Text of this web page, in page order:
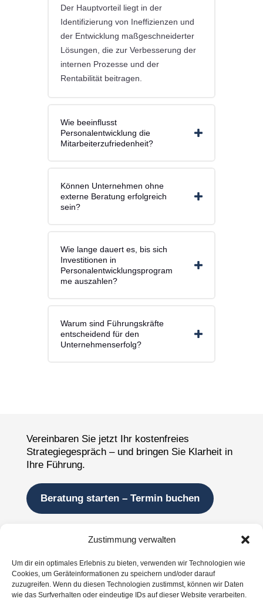
Zustimmung verwalten
Um dir ein optimales Erlebnis zu bieten, verwenden wir Technologien wie
Cookies, um Geräteinformationen zu speichern und/oder darauf
zuzugreifen. Wenn du diesen Technologien zustimmst, können wir Daten
wie das Surfverhalten oder eindeutige IDs auf dieser Website verarbeiten.
Der Hauptvorteil liegt in der
Identifizierung von Ineffizienzen und
der Entwicklung maßgeschneiderter
Lösungen, die zur Verbesserung der
internen Prozesse und der
Rentabilität beitragen.
Wie beeinflusst
Personalentwicklung die
Mitarbeiterzufriedenheit?
Können Unternehmen ohne
externe Beratung erfolgreich
sein?
Wie lange dauert es, bis sich
Investitionen in
Personalentwicklungsprogram
me auszahlen?
Warum sind Führungskräfte
entscheidend für den
Unternehmenserfolg?
Vereinbaren Sie jetzt Ihr kostenfreies
Strategiegespräch – und bringen Sie Klarheit in
Ihre Führung.
Beratung starten – Termin buchen
Unternehmensressourcen
Wer hinter der Wirkung steht
Lösungen für Unternehmen
Ergebnisse, die überzeugen